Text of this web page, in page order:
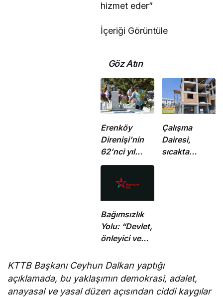
hizmet eder”
İçeriği Görüntüle
Göz Atın
Erenköy
Direnişi’nin
62’nci yıl
dönümünde
şehitler
törenle anıldı
Çalışma
Dairesi,
sıcakta
Bağımsızlık
Yolu: “Devlet,
önleyici ve
sorumluluklarını
KTTB Başkanı Ceyhun Dalkan yaptığı
açıklamada, bu yaklaşımın demokrasi, adalet,
anayasal ve yasal düzen açısından ciddi kaygılar